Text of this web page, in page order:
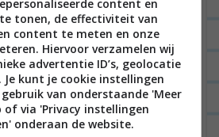
voorstellen maar ik vind het
juist lekker! Een beetje
bitter zoet. En ze zijn wel
een stuk minder hard dan
die van druiven. Het kan in
content en
tonen, de effectiviteit van
content te meten en onze
Hiervoor verzamelen wij
advertentie ID’s, geolocatie
kunt je cookie instellingen
van onderstaande 'Meer
of via 'Privacy instellingen
onderaan de website.